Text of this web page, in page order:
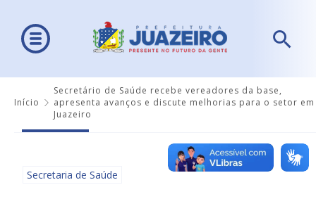
Início
Secretário de Saúde recebe vereadores da base,
apresenta avanços e discute melhorias para o setor em
Juazeiro
Secretaria de Saúde